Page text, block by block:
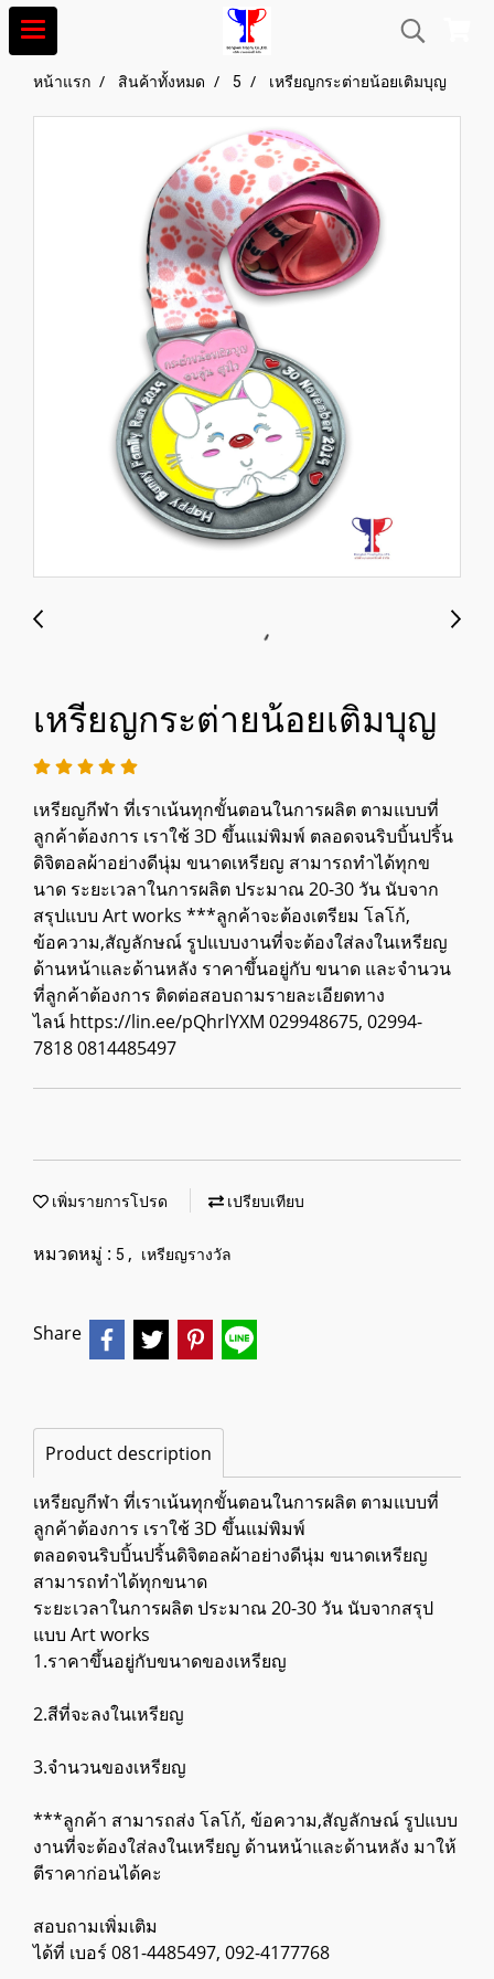
หน้าแรก สินค้าทั้งหมด 5 เหรียญกระต่ายน้อยเติมบุญ
เหรียญกระต่ายน้อยเติมบุญ
เหรียญกีฬา ที่เราเน้นทุกขั้นตอนในการผลิต ตามแบบที่
ลูกค้าต้องการ เราใช้ 3D ขึ้นแม่พิมพ์ ตลอดจนริบบิ้นปริ้น
ดิจิตอลผ้าอย่างดีนุ่ม ขนาดเหรียญ สามารถทำได้ทุกข
นาด ระยะเวลาในการผลิต ประมาณ 20-30 วัน นับจาก
สรุปแบบ Art works ***ลูกค้าจะต้องเตรียม โลโก้,
ข้อความ,สัญลักษณ์ รูปแบบงานที่จะต้องใส่ลงในเหรียญ
ด้านหน้าและด้านหลัง ราคาขึ้นอยู่กับ ขนาด และจำนวน
ที่ลูกค้าต้องการ ติดต่อสอบถามรายละเอียดทาง
ไลน์ https://lin.ee/pQhrlYXM 029948675, 02994-
7818 0814485497
เพิ่มรายการโปรด เปรียบเทียบ
หมวดหมู่ : 5 , เหรียญรางวัล
Share
Product description
เหรียญกีฬา ที่เราเน้นทุกขั้นตอนในการผลิต ตามแบบที่
ลูกค้าต้องการ เราใช้ 3D ขึ้นแม่พิมพ์
ตลอดจนริบบิ้นปริ้นดิจิตอลผ้าอย่างดีนุ่ม ขนาดเหรียญ
สามารถทำได้ทุกขนาด
ระยะเวลาในการผลิต ประมาณ 20-30 วัน นับจากสรุป
แบบ Art works
1.ราคาขึ้นอยู่กับขนาดของเหรียญ
2.สีที่จะลงในเหรียญ
3.จำนวนของเหรียญ
***ลูกค้า สามารถส่ง โลโก้, ข้อความ,สัญลักษณ์ รูปแบบ
งานที่จะต้องใส่ลงในเหรียญ ด้านหน้าและด้านหลัง มาให้
ตีราคาก่อนได้คะ
สอบถามเพิ่มเติม
ได้ที่ เบอร์ 081-4485497, 092-4177768